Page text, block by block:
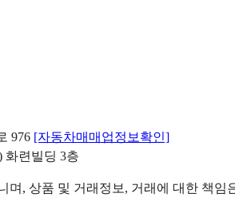
976 [자동차매매업정보확인]
화련빌딩 3층
, 상품 및 거래정보, 거래에 대한 책임